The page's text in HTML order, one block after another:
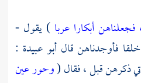
فجعلناهن أبكارا عربا ) يقول -
فأوجدناهن قال أبو عبيدة :
ذكرهن قبل ، فقال (وحور عين